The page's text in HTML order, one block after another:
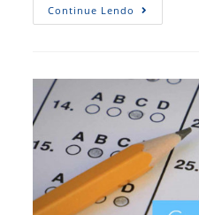
Continue Lendo TRF
Confirma
Sistema
CFA/CRAs